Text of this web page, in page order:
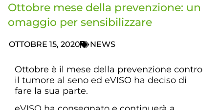
Ottobre mese della prevenzione: un
omaggio per sensibilizzare
OTTOBRE 15, 2020 NEWS
Ottobre è il mese della prevenzione contro
il tumore al seno ed eVISO ha deciso di
fare la sua parte.